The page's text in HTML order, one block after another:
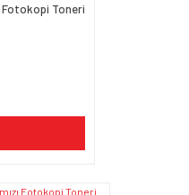
Fotokopi Toneri